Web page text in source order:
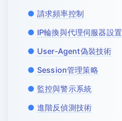
請求頻率控制
IP輪換與代理伺服器設置
User-Agent偽裝技術
Session管理策略
監控與警示系統
進階反偵測技術